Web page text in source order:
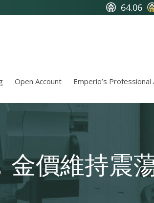
64.06
Open Account Emperio’s
金價維持震